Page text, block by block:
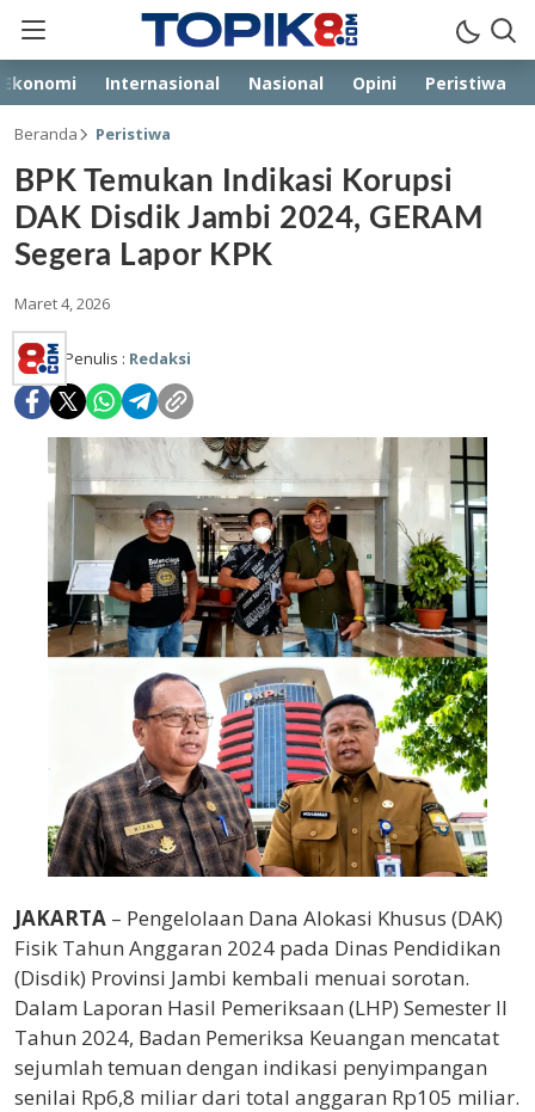
Ekonomi Internasional Nasional Opini Peristiwa
Beranda Peristiwa
BPK Temukan Indikasi Korupsi
DAK Disdik Jambi 2024, GERAM
Segera Lapor KPK
Maret 4, 2026
Penulis : Redaksi
JAKARTA – Pengelolaan Dana Alokasi Khusus (DAK)
Fisik Tahun Anggaran 2024 pada Dinas Pendidikan
(Disdik) Provinsi Jambi kembali menuai sorotan.
Dalam Laporan Hasil Pemeriksaan (LHP) Semester II
Tahun 2024, Badan Pemeriksa Keuangan mencatat
sejumlah temuan dengan indikasi penyimpangan
senilai Rp6,8 miliar dari total anggaran Rp105 miliar.